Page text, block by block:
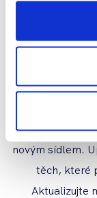
na
Se změnou
propagujících
vizitky
Optimalizujte
novým sídlem.
těch, které
Aktualizujte